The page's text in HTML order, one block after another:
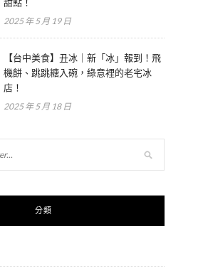
2025 年 5 月 19 日
【台中美食】丑冰｜新「冰」報到！飛
機餅、跳跳糖入碗，綠意裡的老宅冰
店！
2025 年 5 月 18 日
分類